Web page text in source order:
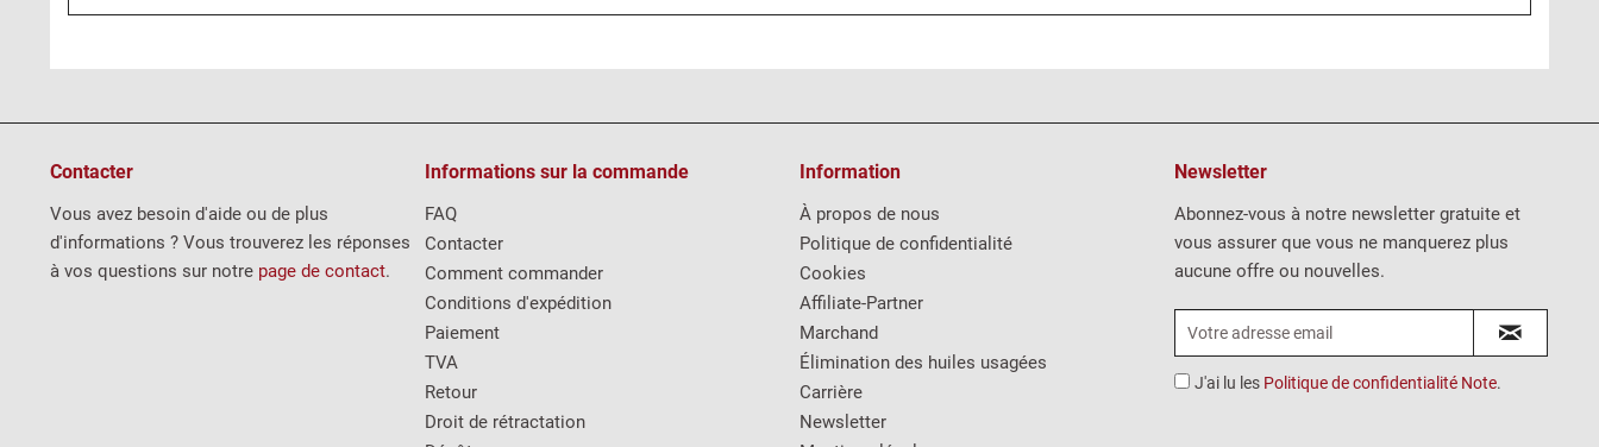
Contacter
Vous avez besoin d'aide ou de plus
d'informations ? Vous trouverez les réponses
à vos questions sur notre page de contact.
Informations sur la commande
FAQ
Contacter
Comment commander
Conditions d'expédition
Paiement
TVA
Retour
Droit de rétractation
Information
À propos de nous
Politique de confidentialité
Cookies
Affiliate-Partner
Marchand
Élimination des huiles usagées
Carrière
Newsletter
Newsletter
Abonnez-vous à notre newsletter gratuite et
vous assurer que vous ne manquerez plus
aucune offre ou nouvelles.
J'ai lu les Politique de confidentialité Note.